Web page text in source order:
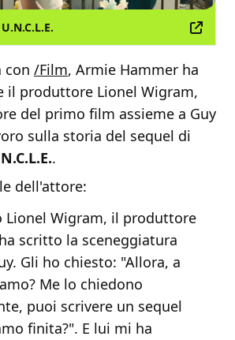
con /Film, Armie Hammer ha
il produttore Lionel Wigram,
del primo film assieme a Guy
sulla storia del sequel di
.
dell'attore:
Lionel Wigram, il produttore
scritto la sceneggiatura
Gli ho chiesto: "Allora, a
Me lo chiedono
puoi scrivere un sequel
finita?". E lui mi ha